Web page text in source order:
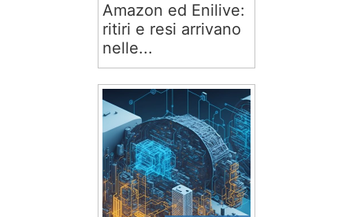
Amazon ed Enilive:
ritiri e resi arrivano
nelle...